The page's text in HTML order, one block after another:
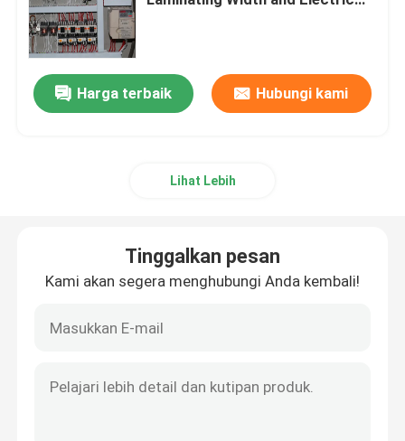
Laminator Seruling Berkecepatan Tinggi
Mesin Laminating Karton
mesin perekat folder
Mesin Penumpuk Otomatis
Mesin Turner Pile
Harga terbaik Hubungi kami
Lihat Lebih
Tinggalkan pesan
Kami akan segera menghubungi Anda kembali!